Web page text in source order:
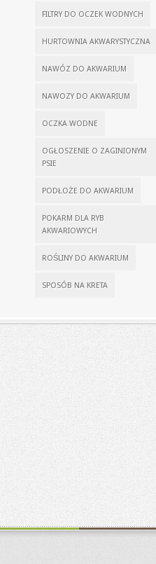
FILTRY DO OCZEK WODNYCH
HURTOWNIA AKWARYSTYCZNA
NAWÓZ DO AKWARIUM
NAWOZY DO AKWARIUM
OCZKA WODNE
OGŁOSZENIE O ZAGINIONYM
PSIE
PODŁOŻE DO AKWARIUM
POKARM DLA RYB
AKWARIOWYCH
ROŚLINY DO AKWARIUM
SPOSÓB NA KRETA